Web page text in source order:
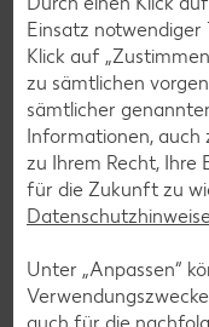
Kaufland-App:
Kaufland Card
Dein Einkauf, perfekt
Angebotsalarm kein
Einkauf entspannt
Einsatz notwendiger
Klick auf
zu sämtlichen
sämtlicher
Informationen, auch
zu Ihrem Recht, Ihre
für die Zukunft zu
Unter „Anpassen“